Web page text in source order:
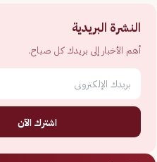
النشرة البريدية
أهم الأخبار إلى بريدك كل صباح.
اشترك الآن